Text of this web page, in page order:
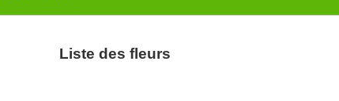
Liste des fleurs